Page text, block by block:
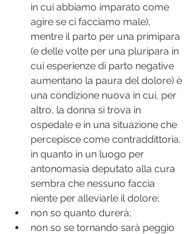
in cui abbiamo imparato come
agire se ci facciamo male),
mentre il parto per una primipara
(e delle volte per una pluripara in
cui esperienze di parto negative
aumentano la paura del dolore) è
una condizione nuova in cui, per
altro, la donna si trova in
ospedale e in una situazione che
percepisce come contraddittoria,
in quanto in un luogo per
antonomasia deputato alla cura
sembra che nessuno faccia
niente per alleviarle il dolore;
non so quanto durerà;
non so se tornando sarà peggio